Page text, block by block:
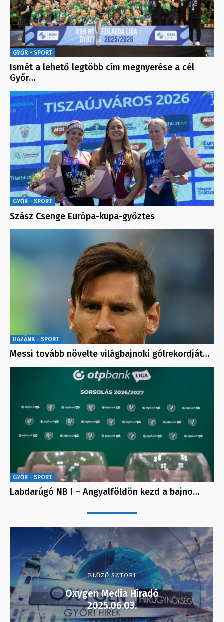
GYŐR - SPORT
Ismét a lehető legtöbb cím megnyerése a cél
Győr…
GYŐR - SPORT
Szász Csenge Európa-kupa-győztes
HAZÁNK - SPORT
Messi tovább növelte világbajnoki gólrekordját…
GYŐR - SPORT
Labdarúgó NB I – Angyalföldön kezd a bajno…
ELŐZŐ SZTORI
Oxygen Media Híradó
2025.06.03.